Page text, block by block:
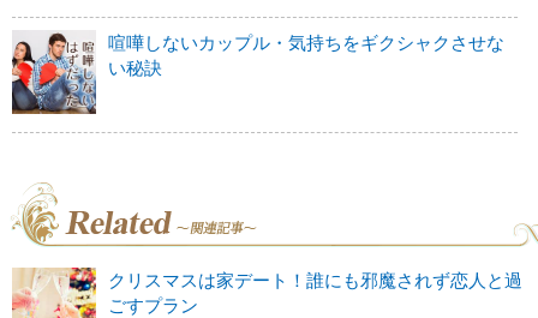
喧嘩しないカップル・気持ちをギクシャクさせな
い秘訣
クリスマスは家デート！誰にも邪魔されず恋人と過
ごすプラン